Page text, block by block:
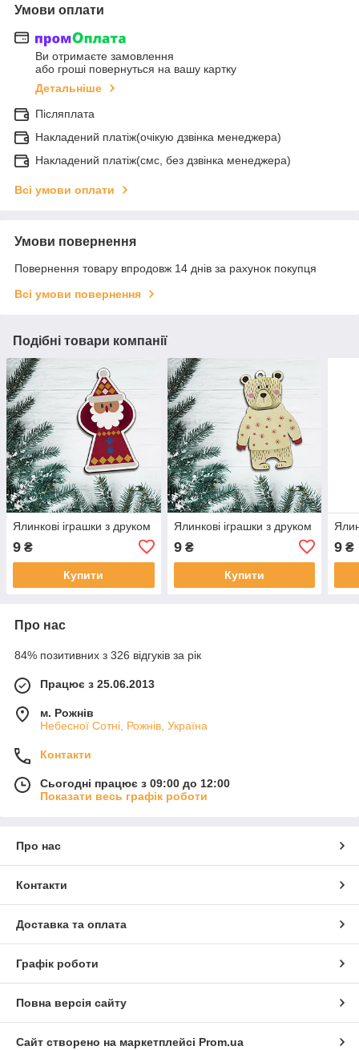
Умови оплати
Ви отримаєте замовлення
або гроші повернуться на вашу картку
Детальніше
Післяплата
Накладений платіж(очікую дзвінка менеджера)
Накладений платіж(смс, без дзвінка менеджера)
Всі умови оплати
Умови повернення
Повернення товару впродовж 14 днів за рахунок покупця
Всі умови повернення
Подібні товари компанії
Ялинкові іграшки з друком
9 ₴
Купити
Ялинкові іграшки з друком
9₴
Купити
9 ₴
Про нас
84% позитивних з 326 відгуків за рік
Працює з 25.06.2013
м. Рожнів
Небесної Сотні, Рожнів, Україна
Контакти
Сьогодні працює з 09:00 до 12:00
Показати весь графік роботи
Про нас
Контакти
Доставка та оплата
Графік роботи
Повна версія сайту
Сайт створено на маркетплейсі Prom.ua